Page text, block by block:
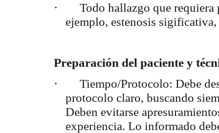
·
Todo hallazgo que
ejemplo, estenosis
Preparación del paciente y
·
Tiempo/Protocolo: Debe
protocolo claro, buscando
Deben evitarse
experiencia. Lo informado